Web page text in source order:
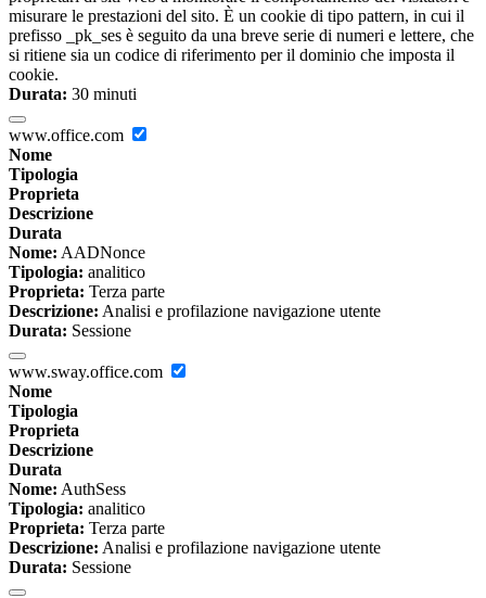
misurare le prestazioni del sito. È un cookie di tipo pattern, in cui il
prefisso _pk_ses è seguito da una breve serie di numeri e lettere, che
si ritiene sia un codice di riferimento per il dominio che imposta il
cookie.
Durata: 30 minuti
www.office.com
Nome
Tipologia
Proprieta
Descrizione
Durata
Nome: AADNonce
Tipologia: analitico
Proprieta: Terza parte
Descrizione: Analisi e profilazione navigazione utente
Durata: Sessione
www.sway.office.com
Nome
Tipologia
Proprieta
Descrizione
Durata
Nome: AuthSess
Tipologia: analitico
Proprieta: Terza parte
Descrizione: Analisi e profilazione navigazione utente
Durata: Sessione